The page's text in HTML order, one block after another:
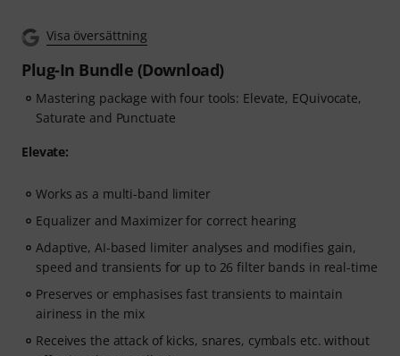
Visa översättning
Plug-In Bundle (Download)
Mastering package with four tools: Elevate, EQuivocate,
Saturate and Punctuate
Elevate:
Works as a multi-band limiter
Equalizer and Maximizer for correct hearing
Adaptive, AI-based limiter analyses and modifies gain,
speed and transients for up to 26 filter bands in real-time
Preserves or emphasises fast transients to maintain
airiness in the mix
Receives the attack of kicks, snares, cymbals etc. without